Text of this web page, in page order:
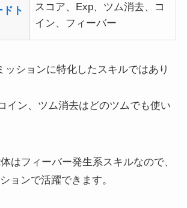
ト
スコア、Exp、ツム消去、コ
イン、フィーバー
ッションに特化したスキルではあり
イン、ツム消去はどのツムでも使い
はフィーバー発生系スキルなので、
ョンで活躍できます。